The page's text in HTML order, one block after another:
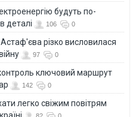
будуть по-
деталі
106 0
різко висловилася
97 0
ключовий маршрут
142 0
легко свіжим повітрям